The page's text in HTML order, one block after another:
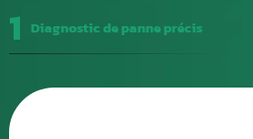
1 Diagnostic de panne précis